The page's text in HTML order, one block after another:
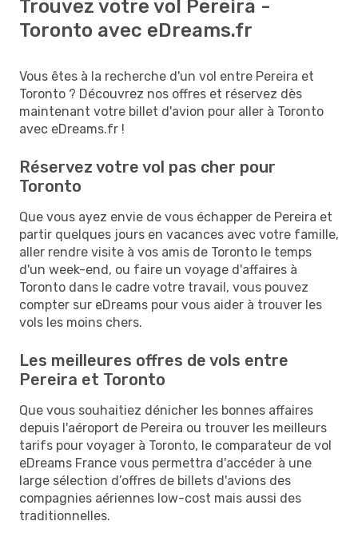
Trouvez votre vol Pereira -
Toronto avec eDreams.fr
Vous êtes à la recherche d'un vol entre Pereira et
Toronto ? Découvrez nos offres et réservez dès
maintenant votre billet d'avion pour aller à Toronto
avec eDreams.fr !
Réservez votre vol pas cher pour
Toronto
Que vous ayez envie de vous échapper de Pereira et
partir quelques jours en vacances avec votre famille,
aller rendre visite à vos amis de Toronto le temps
d'un week-end, ou faire un voyage d'affaires à
Toronto dans le cadre votre travail, vous pouvez
compter sur eDreams pour vous aider à trouver les
vols les moins chers.
Les meilleures offres de vols entre
Pereira et Toronto
Que vous souhaitiez dénicher les bonnes affaires
depuis l'aéroport de Pereira ou trouver les meilleurs
tarifs pour voyager à Toronto, le comparateur de vol
eDreams France vous permettra d'accéder à une
large sélection d’offres de billets d'avions des
compagnies aériennes low-cost mais aussi des
traditionnelles.